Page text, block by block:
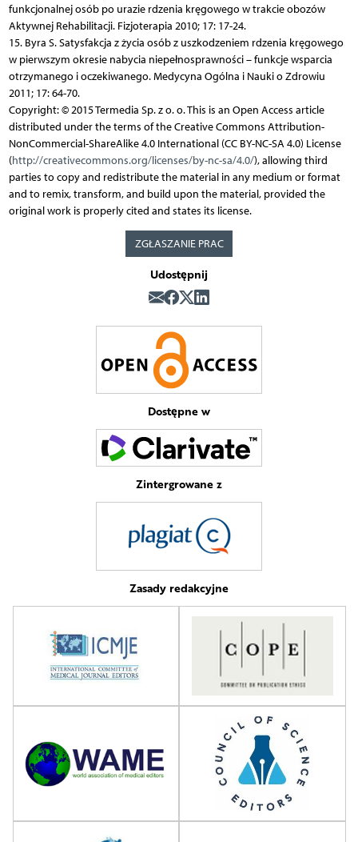
funkcjonalnej osób po urazie rdzenia kręgowego w trakcie obozów
Aktywnej Rehabilitacji. Fizjoterapia 2010; 17: 17-24.
15. Byra S. Satysfakcja z życia osób z uszkodzeniem rdzenia kręgowego
w pierwszym okresie nabycia niepełnosprawności – funkcje wsparcia
otrzymanego i oczekiwanego. Medycyna Ogólna i Nauki o Zdrowiu
2011; 17: 64-70.
Copyright: © 2015 Termedia Sp. z o. o. This is an Open Access article
distributed under the terms of the Creative Commons Attribution-
NonCommercial-ShareAlike 4.0 International (CC BY-NC-SA 4.0) License
(http://creativecommons.org/licenses/by-nc-sa/4.0/), allowing third
parties to copy and redistribute the material in any medium or format
and to remix, transform, and build upon the material, provided the
original work is properly cited and states its license.
ZGŁASZANIE PRAC
Udostępnij
Dostępne w
Zintergrowane z
Zasady redakcyjne